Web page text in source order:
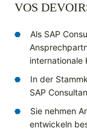
VOS
Als SAP
internationale
In der
SAP
Sie nehmen
entwickeln